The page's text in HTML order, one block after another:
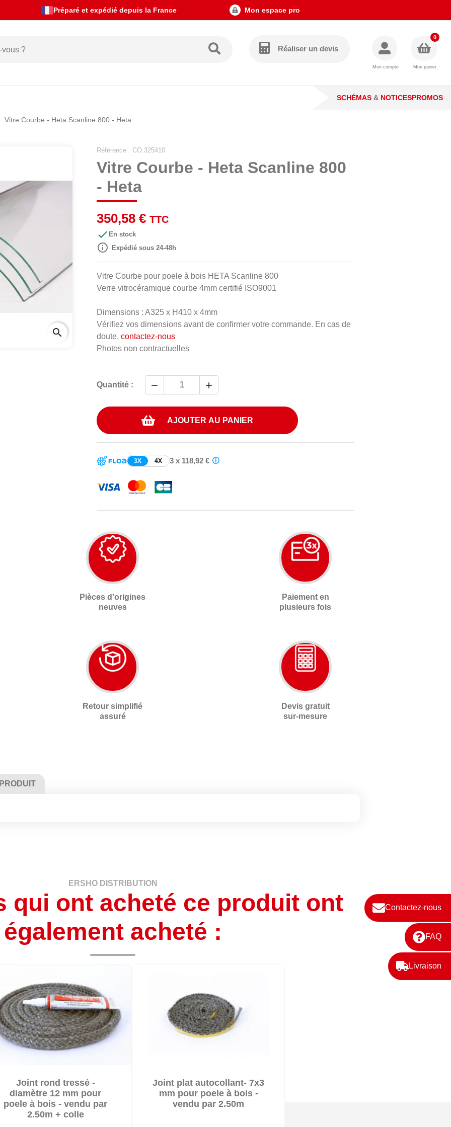
Actualités de livraison Mon espace pro
Réaliser un devis
Mon compte Mon panier
0
Contactez-nous
FAQ
Livraison
SCHÉMAS & NOTICESPROMOS
Vitre Courbe - Heta Scanline 800 - Heta
Référence : CO.325410
Vitre Courbe - Heta Scanline 800
- Heta
350,58 € TTC
 En stock
 Expédié sous 24-48h
Vitre Courbe pour poele à bois HETA Scanline 800
Verre vitrocéramique courbe 4mm certifié ISO9001
Dimensions : A325 x H410 x 4mm
Vérifiez vos dimensions avant de confirmer votre commande. En cas de
doute, contactez-nous
Photos non contractuelles
Quantité :  
AJOUTER AU PANIER
3X 4X 3 x 118,92 €
Pièces d'origines
neuves
Paiement en
plusieurs fois
Retour simplifié
assuré
Devis gratuit
sur-mesure
ERSHO DISTRIBUTION
qui ont acheté ce produit ont
également acheté :
En stock
Joint rond tressé -
diamètre 12 mm pour
poele à bois - vendu par
2.50m + colle
En stock
Joint plat autocollant- 7x3
mm pour poele à bois -
vendu par 2.50m